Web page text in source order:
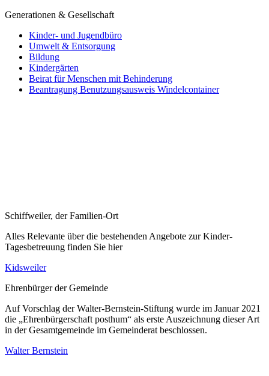
Generationen & Gesellschaft
Kinder- und Jugendbüro
Umwelt & Entsorgung
Bildung
Kindergärten
Beirat für Menschen mit Behinderung
Beantragung Benutzungsausweis Windelcontainer
Schiffweiler, der Familien-Ort
Alles Relevante über die bestehenden Angebote zur Kinder-
Tagesbetreuung finden Sie hier
Kidsweiler
Ehrenbürger der Gemeinde
Auf Vorschlag der Walter-Bernstein-Stiftung wurde im Januar 2021
die „Ehrenbürgerschaft posthum“ als erste Auszeichnung dieser Art
in der Gesamtgemeinde im Gemeinderat beschlossen.
Walter Bernstein